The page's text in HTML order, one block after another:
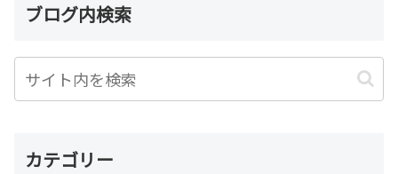
ブログ内検索
カテゴリー